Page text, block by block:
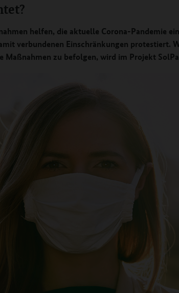
helfen, die aktuelle Corona-Pandemie
verbundenen Einschränkungen protestiert.
Maßnahmen zu befolgen, wird im Projekt